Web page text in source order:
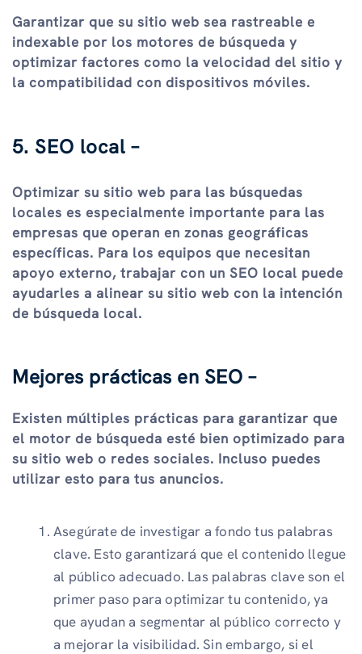
Garantizar que su sitio web sea rastreable e
indexable por los motores de búsqueda y
optimizar factores como la velocidad del sitio y
la compatibilidad con dispositivos móviles.
5. SEO local –
Optimizar su sitio web para las búsquedas
locales es especialmente importante para las
empresas que operan en zonas geográficas
específicas. Para los equipos que necesitan
apoyo externo, trabajar con un SEO local puede
ayudarles a alinear su sitio web con la intención
de búsqueda local.
Mejores prácticas en SEO –
Existen múltiples prácticas para garantizar que
el motor de búsqueda esté bien optimizado para
su sitio web o redes sociales. Incluso puedes
utilizar esto para tus anuncios.
Asegúrate de investigar a fondo tus palabras
clave. Esto garantizará que el contenido llegue
al público adecuado. Las palabras clave son el
primer paso para optimizar tu contenido, ya
que ayudan a segmentar al público correcto y
a mejorar la visibilidad. Sin embargo, si el